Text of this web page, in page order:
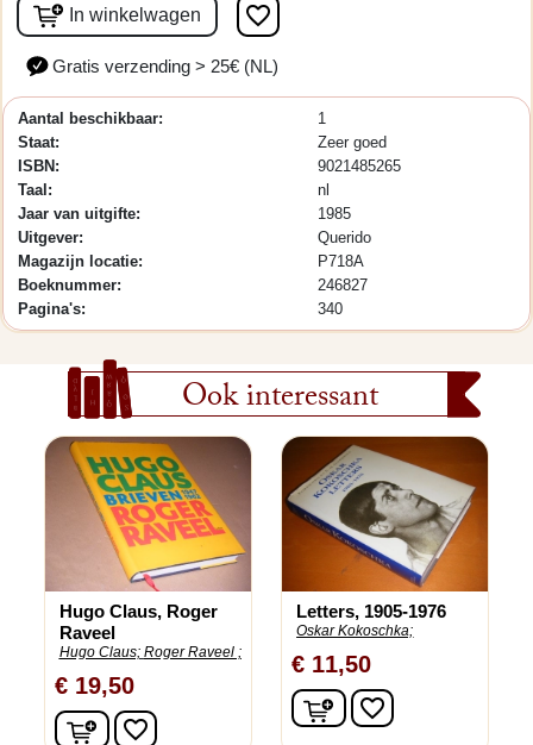
In winkelwagen favorite_border
Gratis verzending > 25€ (NL)
Aantal beschikbaar:
1
Staat:
Zeer goed
ISBN:
9021485265
Taal:
nl
Jaar van uitgifte:
1985
Uitgever:
Querido
Magazijn locatie:
P718A
Boeknummer:
246827
Pagina's:
340
Ook interessant
Hugo Claus, Roger
Raveel
Hugo Claus; Roger Raveel ;
€ 19,50
In winkelwagen
favorite_border
Letters, 1905-1976
Oskar Kokoschka;
€ 11,50
In winkelwagen
favorite_border